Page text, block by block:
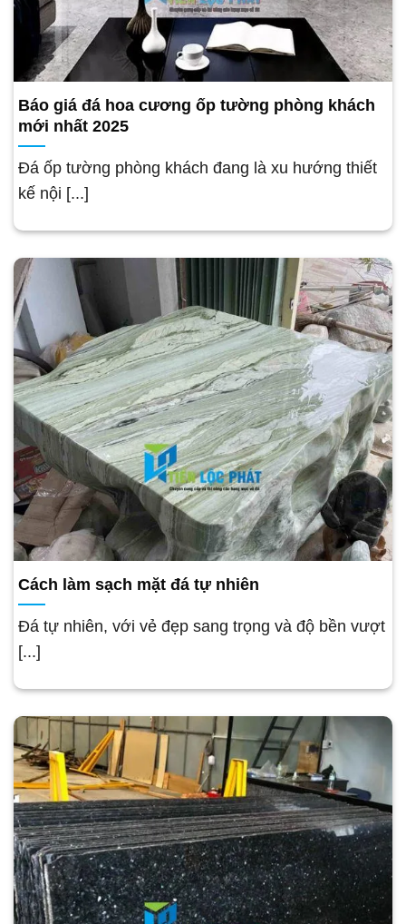
Báo giá đá hoa cương ốp tường phòng khách
mới nhất 2025
Đá ốp tường phòng khách đang là xu hướng thiết
kế nội [...]
Cách làm sạch mặt đá tự nhiên
Đá tự nhiên, với vẻ đẹp sang trọng và độ bền vượt
[...]